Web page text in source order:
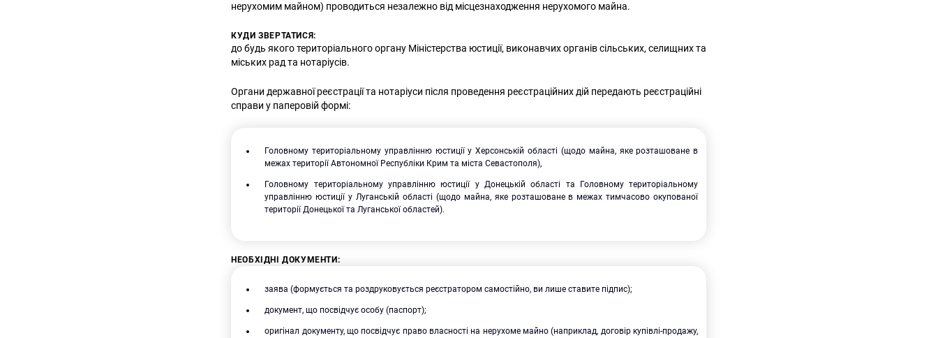
нерухомим майном) проводиться незалежно від місцезнаходження нерухомого майна.
КУДИ ЗВЕРТАТИСЯ:
до будь якого територіального органу Міністерства юстиції, виконавчих органів сільських, селищних та
міських рад та нотаріусів.
Органи державної реєстрації та нотаріуси після проведення реєстраційних дій передають реєстраційні
справи у паперовій формі:
Головному територіальному управлінню юстиції у Херсонській області (щодо майна, яке розташоване в
межах території Автономної Республіки Крим та міста Севастополя),
Головному територіальному управлінню юстиції у Донецькій області та Головному територіальному
управлінню юстиції у Луганській області (щодо майна, яке розташоване в межах тимчасово окупованої
території Донецької та Луганської областей).
НЕОБХІДНІ ДОКУМЕНТИ :
заява (формується та роздруковується реєстратором самостійно, ви лише ставите підпис);
документ, що посвідчує особу (паспорт);
оригінал документу, що посвідчує право власності на нерухоме майно (наприклад, договір купівлі-продажу,